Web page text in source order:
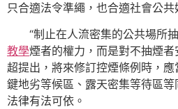
只合適法令準繩，也合適社會公共
“制止在人流密集的公共場所
教學煙者的權力，而是對不抽煙
超提出，將來修訂控煙條例時，
鍵地劣等候區、露天密集等待區
法律有法可依。